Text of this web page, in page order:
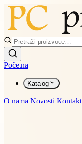
Početna
Katalog
O nama Novosti Kontakt